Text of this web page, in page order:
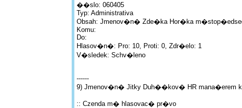
��slo: 060405
Typ: Administrativa
Obsah: Jmenov�n� Zde�ka Hor�ka
Komu:
Do:
Hlasov�n�: Pro: 10, Proti: 0, Zdr�elo: 1
V�sledek: Schv�leno
------
9) Jmenov�n� Jitky Duh��kov� HR mana�erem
:: Czenda m� hlasovac� pr�vo